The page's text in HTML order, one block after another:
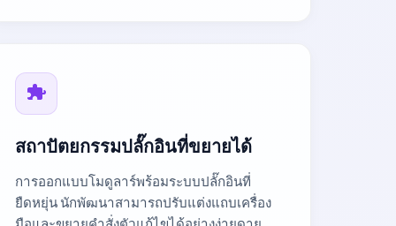
สถาปัตยกรรมปลั๊กอินที่ขยายได้
การออกแบบโมดูลาร์พร้อมระบบปลั๊กอินที่
ยืดหยุ่น นักพัฒนาสามารถปรับแต่งแถบเครื่อง